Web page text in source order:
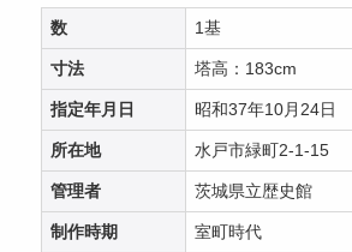
数 1基
寸法 塔高：183cm
指定年月日 昭和37年10月24日
所在地 水戸市緑町2-1-15
管理者 茨城県立歴史館
制作時期 室町時代